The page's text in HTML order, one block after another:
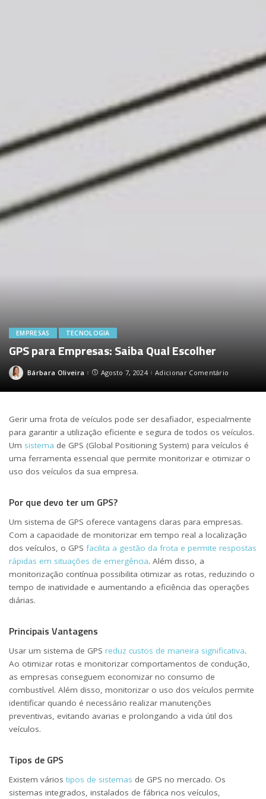
EMPRESAS TECNOLOGIA
GPS para Empresas: Saiba Qual Escolher
Posted
Bárbara Oliveira Agosto 7, 2024 Adicionar Comentário
Gerir uma frota de veículos pode ser desafiador, especialmente
para garantir a utilização eficiente e segura de todos os veículos.
Um sistema de GPS (Global Positioning System) para veículos é
uma ferramenta essencial que permite monitorizar e otimizar o
uso dos veículos da sua empresa.
Por que devo ter um GPS?
Um sistema de GPS oferece vantagens claras para empresas.
Com a capacidade de monitorizar em tempo real a localização
dos veículos, o GPS facilita a gestão da frota e permite respostas
rápidas em situações de emergência. Além disso, a
monitorização contínua possibilita otimizar as rotas, reduzindo o
tempo de inatividade e aumentando a eficiência das operações
diárias.
Principais Vantagens
Usar um sistema de GPS reduz custos de maneira significativa.
Ao otimizar rotas e monitorizar comportamentos de condução,
as empresas conseguem economizar no consumo de
combustível. Além disso, monitorizar o uso dos veículos permite
identificar quando é necessário realizar manutenções
preventivas, evitando avarias e prolongando a vida útil dos
veículos.
Tipos de GPS
Existem vários tipos de sistemas de GPS no mercado. Os
sistemas integrados, instalados de fábrica nos veículos,